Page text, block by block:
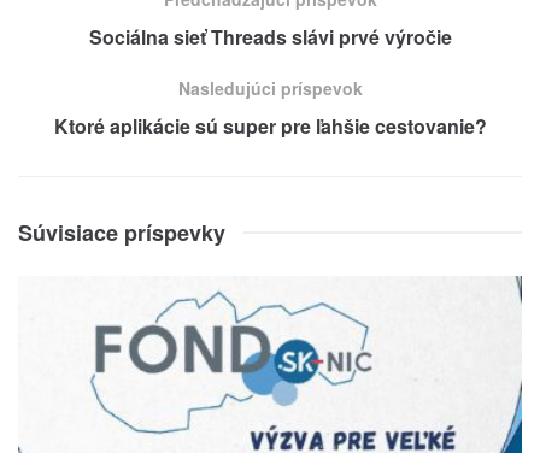
Sociálna sieť Threads slávi prvé výročie
Nasledujúci príspevok
Ktoré aplikácie sú super pre ľahšie cestovanie?
Súvisiace príspevky